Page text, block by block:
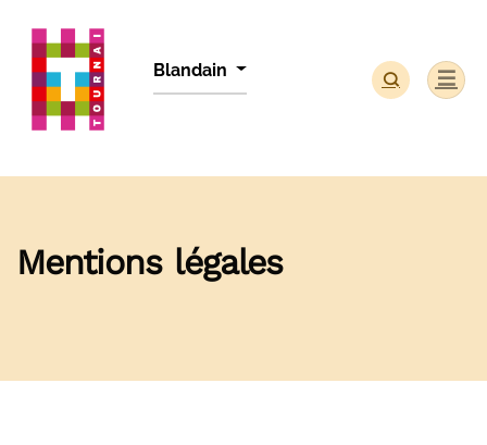
Blandain
Mentions légales